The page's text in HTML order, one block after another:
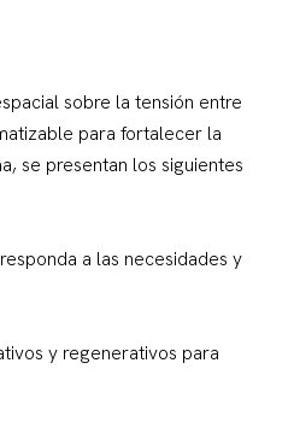
sobre la tensión entre
para fortalecer la
se presentan los siguientes
a las necesidades y
y regenerativos para